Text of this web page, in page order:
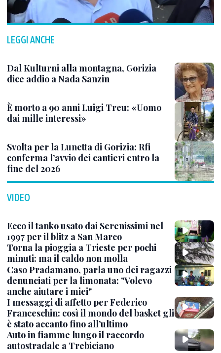
LEGGI ANCHE
Dal Kulturni alla montagna, Gorizia
dice addio a Nada Sanzin
È morto a 90 anni Luigi Treu: «Uomo
dai mille interessi»
Svolta per la Lunetta di Gorizia: Rfi
conferma l’avvio dei cantieri entro la
fine del 2026
VIDEO
Ecco il tanko usato dai Serenissimi nel
1997 per il blitz a San Marco
Torna la pioggia a Trieste per pochi
minuti: ma il caldo non molla
Caso Pradamano, parla uno dei ragazzi
denunciati per la limonata: "Volevo
anche aiutare i miei"
I messaggi di affetto per Federico
Franceschin: così il mondo del basket gli
è stato accanto fino all’ultimo
Auto in fiamme lungo il raccordo
autostradale a Trebiciano